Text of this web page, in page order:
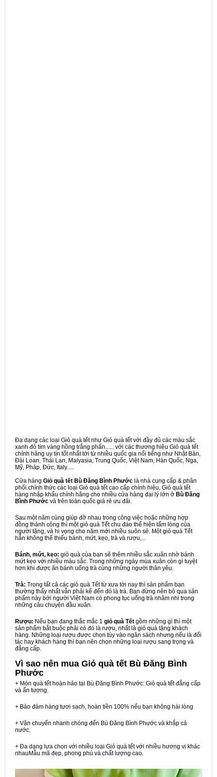
Đa dạng các loại Giỏ quà tết như Giỏ quà tết với đầy đủ các màu sắc
xanh đỏ tím vàng hồng trắng phấn...... với các thương hiệu Giỏ quà tết
chính hãng uy tín tốt nhất tới từ nhiều quốc gia nổi tiếng như Nhật Bản,
Đài Loan, Thái Lan, Malyasia, Trung Quốc, Việt Nam, Hàn Quốc, Nga,
Mỹ, Pháp, Đức, Italy.....
Cửa hàng Giỏ quà tết Bù Đăng Bình Phước là nhà cung cấp & phân
phối chính thức các loại Giỏ quà tết cao cấp chính hiệu, Giỏ quà tết
hàng nhập khẩu chính hãng cho nhiều cửa hàng đại lý lớn ở Bù Đăng
Bình Phước và trên toàn quốc giá rẻ ưu đãi.
Sau một năm cùng giúp đỡ nhau trong công việc hoặc những hợp
đồng thành công thì một giỏ quà Tết chu đáo thể hiện tấm lòng của
người tặng, và hi vọng cho năm mới nhiều suôn sẻ. Một giỏ quà Tết
hẳn không thể thiếu bánh, mứt, kẹo, trà và rượu,...
Bánh, mứt, kẹo: giỏ quà của bạn sẽ thêm nhiều sắc xuân nhờ bánh
mứt kẹo với nhiều màu sắc. Trong những ngày mùa xuân còn gì tuyệt
hơn khi được ăn bánh uống trà cùng những người thân yêu.
Trà: Trong tất cả các giỏ quà Tết từ xưa tới nay thì sản phẩm bạn
thường thấy nhất vẫn phải kể đến đó là trà. Bạn đừng nên bỏ qua sản
phẩm này bởi người Việt Nam có phong tục uống trà nhâm nhi trong
những câu chuyện đầu xuân.
Rượu: Nếu bạn đang thắc mắc 1 giỏ quà Tết gồm những gì thì một
sản phẩm bắt buộc phải có đó là rượu, nhất là giỏ quà tặng khách
hàng. Những loại rượu được chọn tùy vào ngân sách nhưng nếu là đối
tác hay khách hàng thì bạn nên chọn những loại rượu sang trọng và
đẳng cấp.
Vì sao nên mua Giỏ quà tết Bù Đăng Bình
Phước
+ Món quà tết hoàn hảo tại Bù Đăng Bình Phước: Giỏ quà tết đẳng cấp
và ấn tượng.
+ Bảo đảm hàng tươi sạch, hoàn tiền 100% nếu bạn không hài lòng
+ Vận chuyển nhanh chóng đến Bù Đăng Bình Phước và khắp cả
nước.
+ Đa dạng lựa chọn với nhiều loại Giỏ quà tết với nhiều hương vị khác
nhauMẫu mã đẹp, phong phú và chất lượng cao.